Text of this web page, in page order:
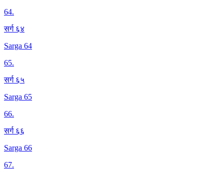
64.
सर्ग ६४
Sarga 64
65.
सर्ग ६५
Sarga 65
66.
सर्ग ६६
Sarga 66
67.